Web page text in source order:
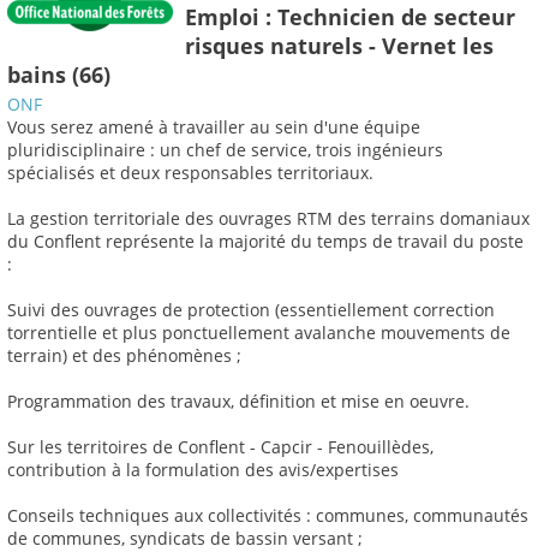
Emploi : Technicien de secteur
risques naturels - Vernet les
bains (66)
ONF
Vous serez amené à travailler au sein d'une équipe
pluridisciplinaire : un chef de service, trois ingénieurs
spécialisés et deux responsables territoriaux.
La gestion territoriale des ouvrages RTM des terrains domaniaux
du Conflent représente la majorité du temps de travail du poste
:
Suivi des ouvrages de protection (essentiellement correction
torrentielle et plus ponctuellement avalanche mouvements de
terrain) et des phénomènes ;
Programmation des travaux, définition et mise en oeuvre.
Sur les territoires de Conflent - Capcir - Fenouillèdes,
contribution à la formulation des avis/expertises
Conseils techniques aux collectivités : communes, communautés
de communes, syndicats de bassin versant ;